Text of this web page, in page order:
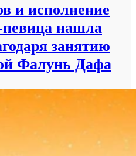
и исполнение
нашла
занятию
Фалунь Дафа